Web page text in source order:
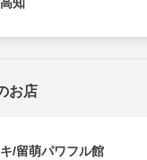
お店
/留萌パワフル館